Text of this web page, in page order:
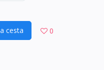
cesta 0